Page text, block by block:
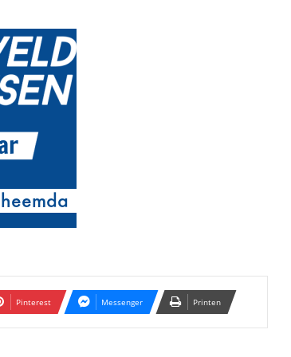
Pinterest Messenger Printen